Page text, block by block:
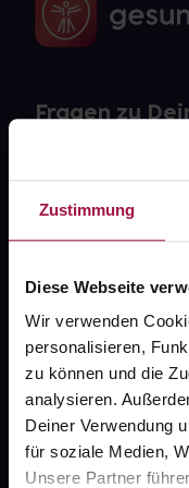
Zustimmung
Diese Webseite
Wir verwenden
personalisieren,
zu können und die
analysieren.
Deiner Verwendung
für soziale Medien,
Unsere Partner
Fragen zu
FAQ
gesund.de
Über uns
Karriere